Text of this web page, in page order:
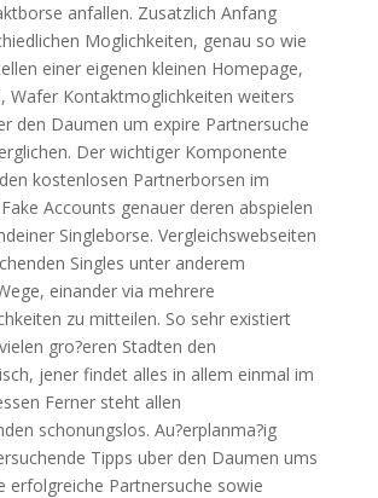
anfallen. Zusatzlich Anfang
Moglichkeiten, genau so wie
einer eigenen kleinen Homepage,
Wafer Kontaktmoglichkeiten weiters
den Daumen um expire Partnersuche
Der wichtiger Komponente
kostenlosen Partnerborsen im
Accounts genauer deren abspielen
Singleborse. Vergleichswebseiten
Singles unter anderem
einander via mehrere
zu mitteilen. So sehr existiert
gro?eren Stadten den
jener findet alles in allem einmal im
Ferner steht allen
schonungslos. Au?erplanma?ig
Tipps uber den Daumen ums
erfolgreiche Partnersuche sowie